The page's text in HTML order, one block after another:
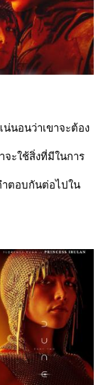
นอนว่าเขาจะต้อง
จะใช้สิ่งที่มีในการ
ำตอบกันต่อไปใน